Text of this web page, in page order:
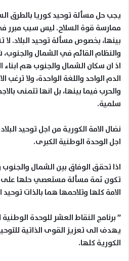
يجب حل مسألة توحيد كوريا بالطرق
ممارسة قوة السلاح. ليس سبب مبرر في
بينها، بخصوص مسألة توحيد البلاد.
والنظام القائم في الشمال
اذ ان سكان الشمال والجنوب هم ابناء
الدم الواحد واللغة الواحدة، ولا ترغب
والحرب فيما بينها، بل انها تتمنى
سلمية.
نضال الامة الكورية من اجل توحيد
اجل الوحدة الوطنية الكبرى.
اذا تحقق الوفاق بين الشمال والجنوب
تكون ثمة مسألة مستعصي حلها على
الامة كلها وتلاحمها هما بالذات توحيد
” برنامج النقاط العشر للوحدة
يهدف الى تعزيز القوى الذاتية
الكورية كلها.